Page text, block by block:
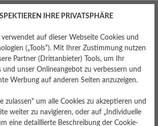
lesen
Bewertung
IHRE PRIVATSPHÄRE
auf dieser Webseite Cookies und
(„Tools“). Mit Ihrer Zustimmung nutzen
Partner (Drittanbieter) Tools, um Ihr
und unser Onlineangebot zu verbessern und
Werbung auf anderen Seiten anzuzeigen.
zulassen" um alle Cookies zu akzeptieren und
weiter zu navigieren, oder auf „Individuelle
eine detaillierte Beschreibung der Cookie-